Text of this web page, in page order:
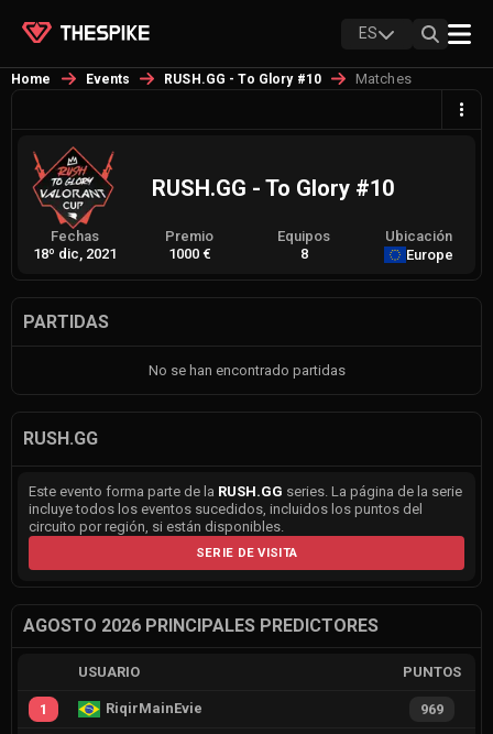
ES
Home Events RUSH.GG - To Glory #10 Matches
RUSH.GG - To Glory #10
Fechas
18º dic, 2021
Premio
1000 €
Equipos
8
Ubicación
Europe
PARTIDAS
No se han encontrado partidas
RUSH.GG
Este evento forma parte de la RUSH.GG series. La página de la serie
incluye todos los eventos sucedidos, incluidos los puntos del
circuito por región, si están disponibles.
SERIE DE VISITA
AGOSTO 2026 PRINCIPALES PREDICTORES
USUARIO PUNTOS
1 RiqirMainEvie 969